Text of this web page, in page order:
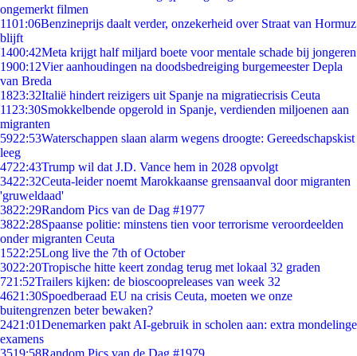
ongemerkt filmen
1101:06Benzineprijs daalt verder, onzekerheid over Straat van Hormuz
blijft
1400:42Meta krijgt half miljard boete voor mentale schade bij jongeren
1900:12Vier aanhoudingen na doodsbedreiging burgemeester Depla
van Breda
1823:32Italië hindert reizigers uit Spanje na migratiecrisis Ceuta
11 23:30Smokkelbende opgerold in Spanje, verdienden miljoenen aan
migranten
5922:53Waterschappen slaan alarm wegens droogte: Gereedschapskist
leeg
4722:43Trump wil dat J.D. Vance hem in 2028 opvolgt
3422:32Ceuta-leider noemt Marokkaanse grensaanval door migranten
'gruweldaad'
3822:29Random Pics van de Dag #1977
3822:28Spaanse politie: minstens tien voor terrorisme veroordeelden
onder migranten Ceuta
1522:25Long live the 7th of October
3022:20Tropische hitte keert zondag terug met lokaal 32 graden
721:52Trailers kijken: de bioscoopreleases van week 32
4621:30Spoedberaad EU na crisis Ceuta, moeten we onze
buitengrenzen beter bewaken?
2421:01Denemarken pakt AI-gebruik in scholen aan: extra mondelinge
examens
3519:58Random Pics van de Dag #1979